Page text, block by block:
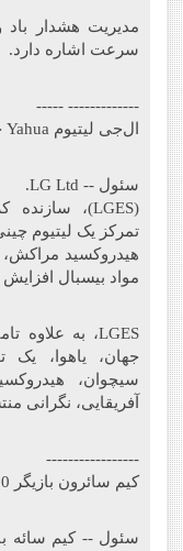
مدیریت هشدار
سرعت اشاره دارد.
------------- -----
ال‌جی لیتیوم Yahua چین را امضا کرد مراکش
سئول -- LG Ltd.
تمرکز یک لیتیوم
مواد بیسبال افزایش
جهان، یاهوا، یک
سیچوان،
آفریقایی، نگرانی
-----------------
کیم سائرون بازیگر 20 میلیون وون DUI جریمه شد
سئول -- کیم سائه